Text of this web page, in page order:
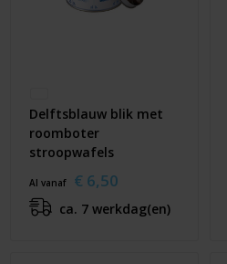
Delftsblauw blik met
roomboter
stroopwafels
Al vanaf € 6,50
ca. 7 werkdag(en)